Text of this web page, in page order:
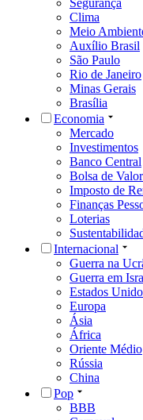
Clima
Meio
Auxílio Brasil
São Paulo
Rio de Janeiro
Minas Gerais
Brasília
Economia
Mercado
Investimentos
Banco Central
Bolsa de
Imposto de
Finanças
Loterias
Internacional
Guerra na
Guerra em
Estados
Europa
Ásia
África
Oriente Médio
Rússia
China
Pop
BBB